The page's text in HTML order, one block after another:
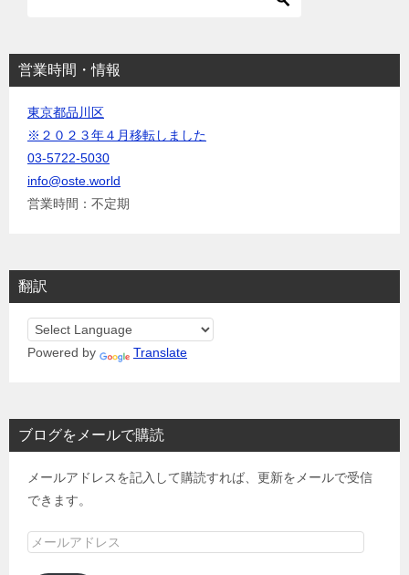
営業時間・情報
東京都品川区
※２０２３年４月移転しました
03-5722-5030
info@oste.world
営業時間：不定期
翻訳
Powered by Translate
ブログをメールで購読
メールアドレスを記入して購読すれば、更新をメールで受信
できます。
メ